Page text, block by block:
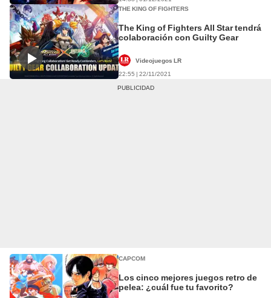
THE KING OF FIGHTERS
The King of Fighters All Star tendrá
colaboración con Guilty Gear
Videojuegos LR
22:55 | 22/11/2021
CAPCOM
Los cinco mejores juegos retro de
pelea: ¿cuál fue tu favorito?